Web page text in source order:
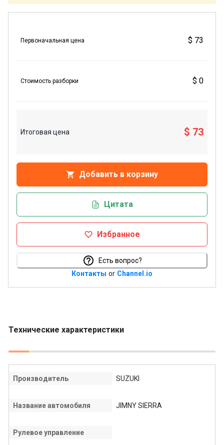
Первоначальная цена $ 73
Стоимость разборки $ 0
Итоговая цена $ 73
Добавить в корзину
Цитата
Избранное
Есть вопрос?
Контакты or Channel.io
Технические характеристики
Производитель SUZUKI
Название автомобиля JIMNY SIERRA
Рулевое управление